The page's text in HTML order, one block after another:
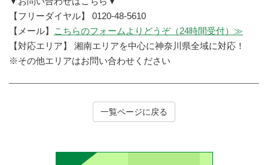
【フリーダイヤル】 0120-48-5610
【メール】
こちらのフォームよりどうぞ（24時間受付）≫
【対応エリア】 湘南エリアを中心に神奈川県全域に対応！
※その他エリアはお問い合わせください
一覧ページに戻る